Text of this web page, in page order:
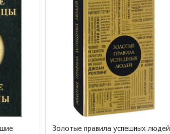
Золотые правила успешных людей